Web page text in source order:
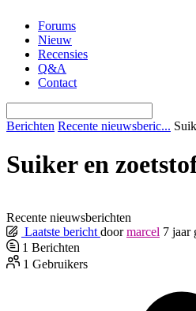
naar
inhoud
Forums
Nieuw
Recensies
Q&A
Contact
Berichten Recente nieuwsberic...
Suiker en
Recente nieuwsberichten
Laatste bericht door marcel 7 jaar
1 Berichten
1 Gebruikers